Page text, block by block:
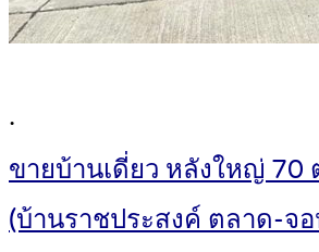
.
ขายบ้านเดี่ยว หลังใหญ่ 70
(บ้านราชประสงค์ ตลาด-จ